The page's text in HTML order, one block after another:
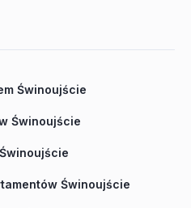
Świnoujście
Świnoujście
Świnoujście